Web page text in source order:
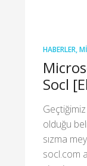
HABERLER,
Socl
olduğu
sızma
socl.com